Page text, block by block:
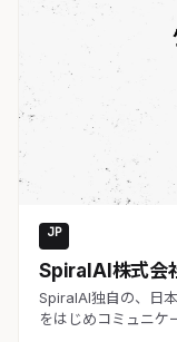
JP
SpiralAI株式会
SpiralAI独自の、日
をはじめコミュニケ